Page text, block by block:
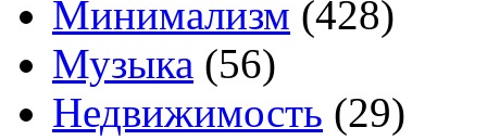
Минимализм (428)
Музыка (56)
Недвижимость (29)